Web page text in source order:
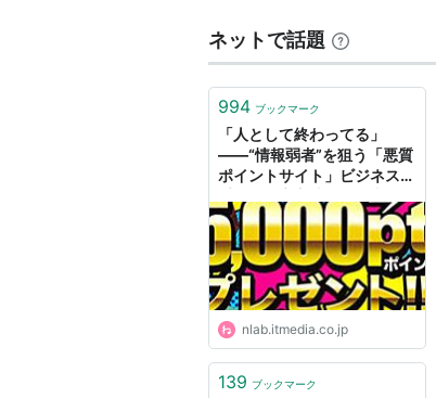
ネットで話題
994 ブックマーク
「人として終わってる」
――“情報弱者”を狙う「悪質
ポイントサイト」ビジネス
いた（1/4） | ねとらぼ
nlab.itmedia.co.jp
139 ブックマーク